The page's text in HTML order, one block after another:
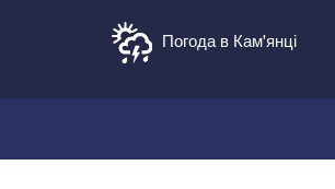
Погода в Кам'янці